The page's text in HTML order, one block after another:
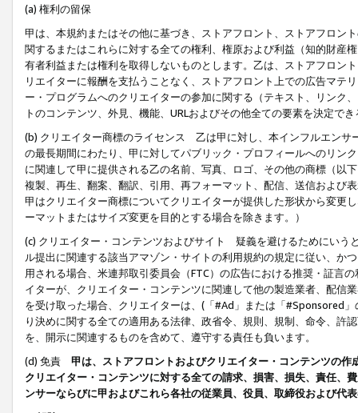
(a) 権利の留保
甲は、本規約またはその他に基づき、ストアフロント、ストアフロン
関するまたはこれらに対する全ての権利、権原および利益（知的財産
有者利益または権利を取得しないものとします。乙は、ストアフロン
リエイターに報酬を支払うことなく、ストアフロント上での広告マテ
ー・プログラムへのクリエイターの参加に関する（テキスト、リンク
トのコンテンツ、外見、機能、URLおよびその他全ての要素を決定で
(b) クリエイター商標のライセンス 乙は甲に対し、本インフルエンサ
の最長期間にわたり、甲に対してパブリック・プロフィールへのリン
に関連して甲に提供される乙の名前、写真、ロゴ、その他の商標（以
複製、再生、翻案、翻訳、引用、再フォーマット、配信、送信および
甲はクリエイター商標についてクリエイターが提供した形状から変更
ーマットまたはサイズ変更を目的とする場合を除きます。）
(c) クリエイター・コンテンツおよびサイト 疑義を避けるためにいう
ル提出に関連する該当アマゾン・サイトの利用規約の規定に従い、か
用される場合、米連邦取引委員会（FTC）の広告における推奨・証言
イターが、クリエイター・コンテンツに関連して他の製造業者、配信
を受け取った場合、クリエイターは、(「#Ad」または「#Sponsored
り決めに関する全ての適用ある法律、政省令、規則、規制、命令、許
を、開示に関連するものを含めて、遵守する責任も負います。
(d) 免責 甲は、ストアフロントおよびクリエイター・コンテンツの
クリエイター・コンテンツに対する全ての請求、損害、損失、責任、
ンサーならびに甲およびこれら各社の従業員、役員、取締役および代